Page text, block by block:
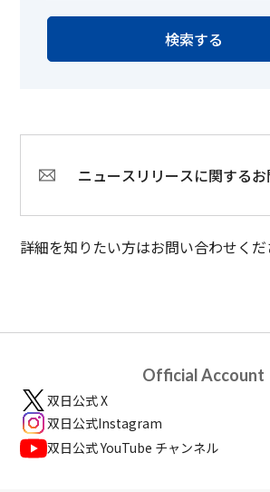
検索する
ニュースリリースに関する
詳細を知りたい方はお問い合わせくだ
Official Account
双日公式 X
双日公式Instagram
双日公式 YouTube チャンネル